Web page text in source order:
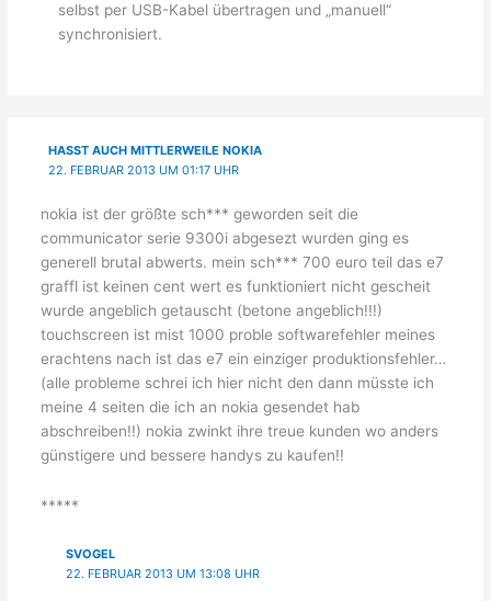
selbst per USB-Kabel übertragen und „manuell“
synchronisiert.
HASST AUCH MITTLERWEILE NOKIA
22. FEBRUAR 2013 UM 01:17 UHR
nokia ist der größte sch*** geworden seit die
communicator serie 9300i abgesezt wurden ging es
generell brutal abwerts. mein sch*** 700 euro teil das e7
graffl ist keinen cent wert es funktioniert nicht gescheit
wurde angeblich getauscht (betone angeblich!!!)
touchscreen ist mist 1000 proble softwarefehler meines
erachtens nach ist das e7 ein einziger produktionsfehler…
(alle probleme schrei ich hier nicht den dann müsste ich
meine 4 seiten die ich an nokia gesendet hab
abschreiben!!) nokia zwinkt ihre treue kunden wo anders
günstigere und bessere handys zu kaufen!!
*****
SVOGEL
22. FEBRUAR 2013 UM 13:08 UHR